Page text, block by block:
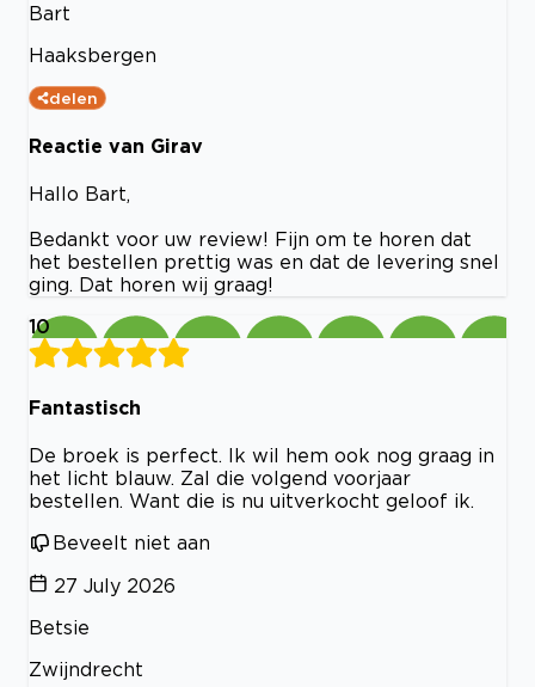
Bart
Haaksbergen
delen
Reactie van Girav
Hallo Bart,
Bedankt voor uw review! Fijn om te horen dat
het bestellen prettig was en dat de levering snel
ging. Dat horen wij graag!
10
Fantastisch
De broek is perfect. Ik wil hem ook nog graag in
het licht blauw. Zal die volgend voorjaar
bestellen. Want die is nu uitverkocht geloof ik.
Beveelt niet aan
27 July 2026
Betsie
Zwijndrecht